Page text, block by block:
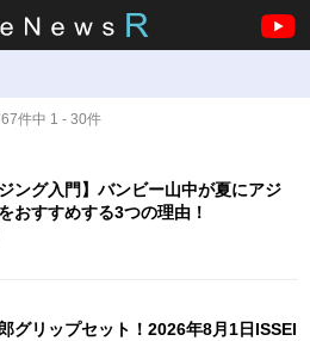
件中 1 - 30件
ジング入門】バンビー山中が夏にアジ
おすすめする3つの理由！
グリップセット！2026年8月1日ISSEI